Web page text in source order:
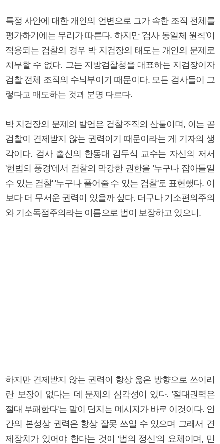
특정 사안에 대한 개인의 언변으로 그가 속한 조직 전체를
평가하기에는 무리가 따른다. 하지만 '검사 동일체 원칙'이
적용되는 검찰의 경우 박 지검장의 태도는 개인의 문제로
치부할 수 없다. 그는 지방검찰청을 대표하는 지검장이자
검찰 전체 조직의 수뇌부이기 때문이다. 모든 검사들이 그
렇다고 매도하는 것과 분명 다르다.
박 지검장의 문제의 발언은 검찰조직의 산물이며, 이는 곧
검찰이 견제받지 않는 권력이기 때문이라는 게 기자의 생
각이다. 검사 출신의 한동대 김두식 교수는 자신의 저서
'헌법의 풍경'에서 검찰의 막강한 권한을 '누구나 잡아들일
수 있는 검찰' '누구나 풀어줄 수 있는 검찰'로 표현했다. 이
보다 더 무서운 권력이 있을까 싶다. 더구나 기소편의주의
와 기소독점주의라는 이름으로 법이 보장하고 있으니.
하지만 견제받지 않는 권력이 항상 옳은 방향으로 쓰이리
란 보장이 없다는 데 문제의 심각성이 있다. '절대권력은
절대 부패한다'는 말이 던지는 메시지가 바로 이것이다. 인
간의 본성상 권력은 항상 잘못 쓰일 수 있으며 그래서 견
제장치가 있어야 한다는 것이 '법의 정신'의 요체이며, 민